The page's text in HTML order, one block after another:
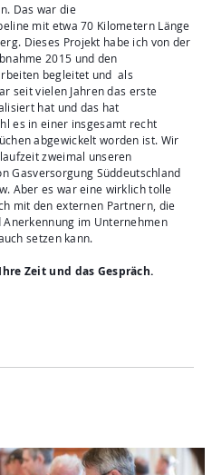
Das war die
mit etwa 70 Kilometern Länge
Dieses Projekt habe ich von der
2015 und den
begleitet und als
seit vielen Jahren das erste
hat und das hat
es in einer insgesamt recht
abgewickelt worden ist. Wir
zweimal unseren
Gasversorgung Süddeutschland
Aber es war eine wirklich tolle
mit den externen Partnern, die
im Unternehmen
setzen kann.
Zeit und das Gespräch.